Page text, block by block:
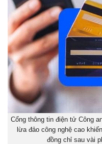
Cổng thông tin điện tử Công
lừa đảo công nghệ cao
đồng chỉ sau vài